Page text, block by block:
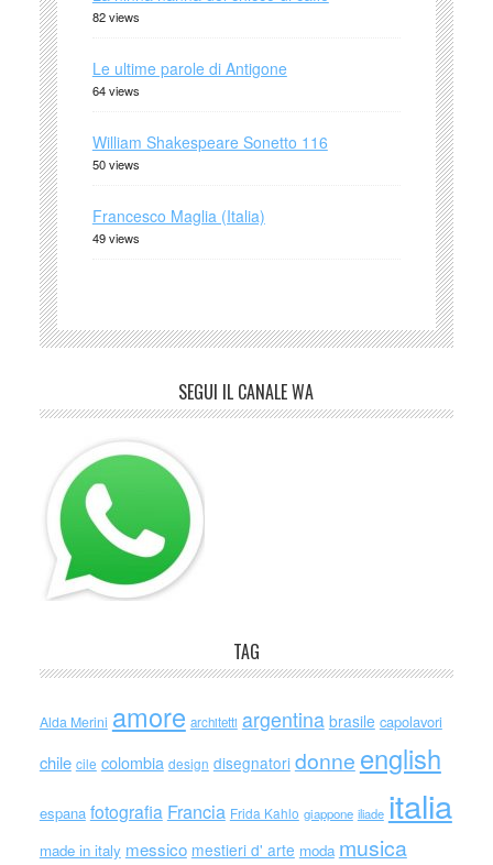
82 views
Le ultime parole di Antigone
64 views
William Shakespeare Sonetto 116
50 views
Francesco Maglia (Italia)
49 views
SEGUI IL CANALE WA
TAG
Alda Merini amore architetti argentina brasile capolavori
chile cile colombia design disegnatori donne english
espana fotografia Francia Frida Kahlo giappone iliade italia
made in italy messico mestieri d' arte moda musica